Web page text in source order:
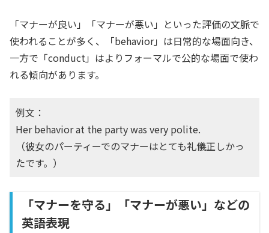
「マナーが良い」「マナーが悪い」といった評価の文脈で
使われることが多く、「behavior」は日常的な場面向き、
一方で「conduct」はよりフォーマルで公的な場面で使わ
れる傾向があります。
例文：
Her behavior at the party was very polite.
（彼女のパーティーでのマナーはとても礼儀正しかっ
たです。）
「マナーを守る」「マナーが悪い」などの
英語表現